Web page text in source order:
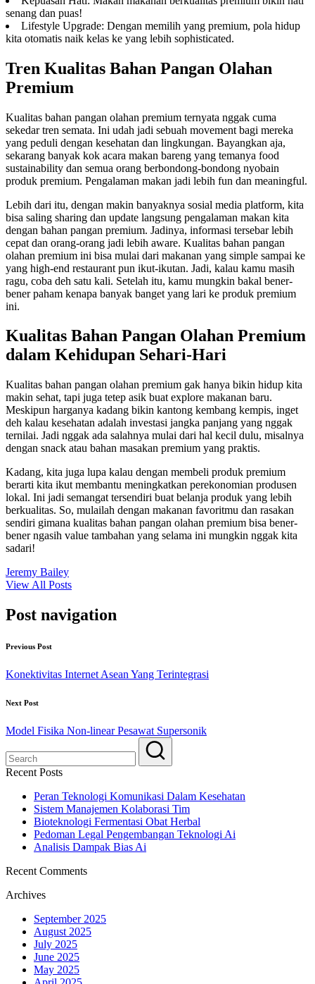
senang dan puas!
Lifestyle Upgrade: Dengan memilih yang premium, pola hidup
kita otomatis naik kelas ke yang lebih sophisticated.
Tren Kualitas Bahan Pangan Olahan
Premium
Kualitas bahan pangan olahan premium ternyata nggak cuma
sekedar tren semata. Ini udah jadi sebuah movement bagi mereka
yang peduli dengan kesehatan dan lingkungan. Bayangkan aja,
sekarang banyak kok acara makan bareng yang temanya food
sustainability dan semua orang berbondong-bondong nyobain
produk premium. Pengalaman makan jadi lebih fun dan meaningful.
Lebih dari itu, dengan makin banyaknya sosial media platform, kita
bisa saling sharing dan update langsung pengalaman makan kita
dengan bahan pangan premium. Jadinya, informasi tersebar lebih
cepat dan orang-orang jadi lebih aware. Kualitas bahan pangan
olahan premium ini bisa mulai dari makanan yang simple sampai ke
yang high-end restaurant pun ikut-ikutan. Jadi, kalau kamu masih
ragu, coba deh satu kali. Setelah itu, kamu mungkin bakal bener-
bener paham kenapa banyak banget yang lari ke produk premium
ini.
Kualitas Bahan Pangan Olahan Premium
dalam Kehidupan Sehari-Hari
Kualitas bahan pangan olahan premium gak hanya bikin hidup kita
makin sehat, tapi juga tetep asik buat explore makanan baru.
Meskipun harganya kadang bikin kantong kembang kempis, inget
deh kalau kesehatan adalah investasi jangka panjang yang nggak
ternilai. Jadi nggak ada salahnya mulai dari hal kecil dulu, misalnya
dengan snack atau bahan masakan premium yang praktis.
Kadang, kita juga lupa kalau dengan membeli produk premium
berarti kita ikut membantu meningkatkan perekonomian produsen
lokal. Ini jadi semangat tersendiri buat belanja produk yang lebih
berkualitas. So, mulailah dengan makanan favoritmu dan rasakan
sendiri gimana kualitas bahan pangan olahan premium bisa bener-
bener ngasih value tambahan yang selama ini mungkin nggak kita
sadari!
Jeremy Bailey
View All Posts
Post navigation
Previous Post
Konektivitas Internet Asean Yang Terintegrasi
Next Post
Model Fisika Non-linear Pesawat Supersonik
Recent Posts
Peran Teknologi Komunikasi Dalam Kesehatan
Sistem Manajemen Kolaborasi Tim
Bioteknologi Fermentasi Obat Herbal
Pedoman Legal Pengembangan Teknologi Ai
Analisis Dampak Bias Ai
Recent Comments
Archives
September 2025
August 2025
July 2025
June 2025
May 2025